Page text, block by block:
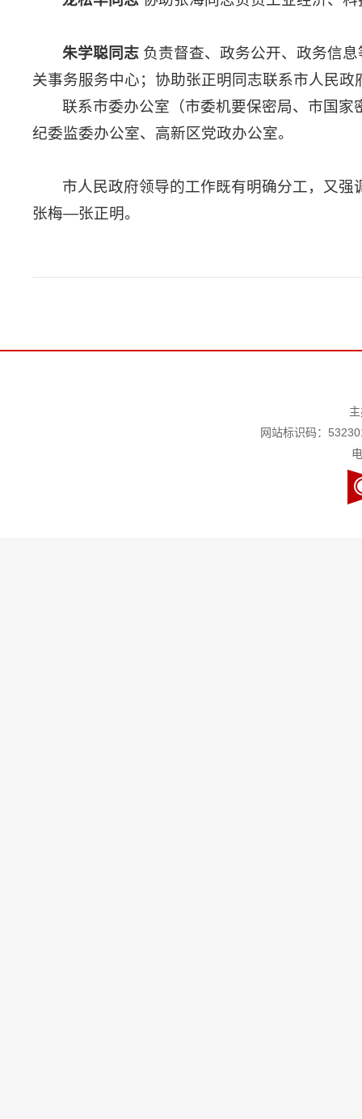
朱学聪同志 负责督查、政务公开、政务信
关事务服务中心；协助张正明同志联系市人民政
联系市委办公室（市委机要保密局、市国
纪委监委办公室、高新区党政办公室。
市人民政府领导的工作既有明确分工，又
张梅—张正明。
网站标识码：